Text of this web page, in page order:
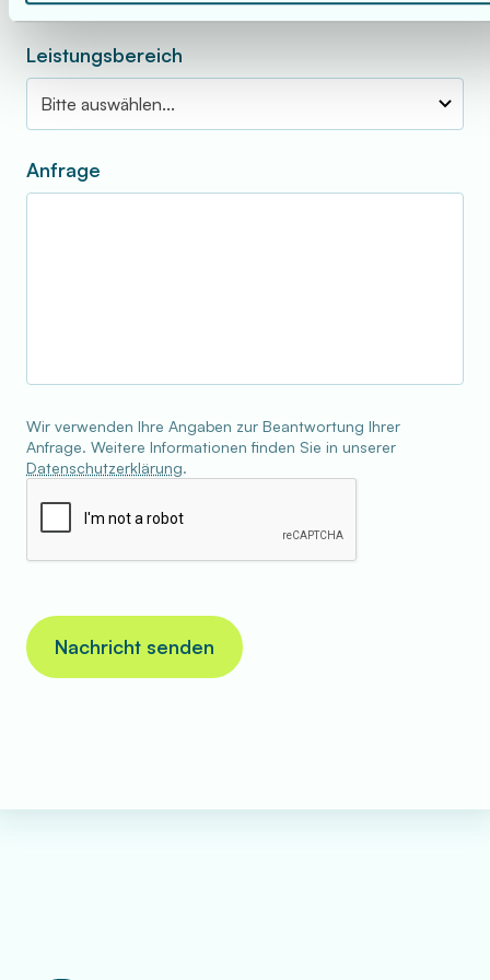
Leistungsbereich
Anfrage
Wir verwenden Ihre Angaben zur Beantwortung Ihrer
Anfrage. Weitere Informationen finden Sie in unserer
Datenschutzerklärung.